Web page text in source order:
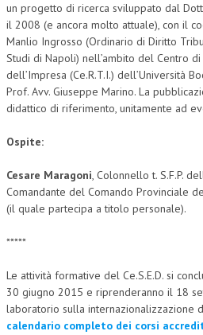
DIRITTO DEL LAVORO
DIRITTO DEL WEB
DIRITTO DELLE IMPRESE IN CRISI
CRIMINOLOGIA E CRIMINALISTICA
DIRITTO TRIBUTARIO
CRIMINOLOGIA TRIBUTARIA
CFC E PARADISI FISCALI
un progetto di ricerca sviluppato dal
il 2008 (e ancora molto attuale), con il
Manlio Ingrosso (Ordinario di Diritto
Studi di Napoli) nell’ambito del Centro
dell’Impresa (Ce.R.T.I.) dell’Università
Prof. Avv. Giuseppe Marino. La
didattico di riferimento, unitamente ad
Ospite:
Cesare Maragoni, Colonnello t. S.F.P.
Comandante del Comando Provinciale
(il quale partecipa a titolo personale).
*****
Le attività formative del Ce.S.E.D. si
30 giugno 2015 e riprenderanno il 18
laboratorio sulla internazionalizzazione
calendario completo dei corsi